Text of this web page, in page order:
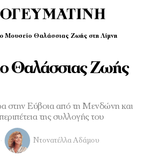
Μουσείο Θαλάσσιας Ζωής στη Λίμνη
Θαλάσσιας Ζωής
στην Εύβοια από τη Μενδώνη και
της συλλογής του
Ντονατέλλα Αδάμου